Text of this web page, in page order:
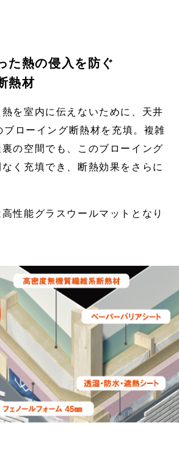
た熱の侵入を防ぐ
熱材
を室内に伝えないために、天井
ブローイング断熱材を充填。複雑
の空間でも、このブローイング
く充填でき、断熱効果をさらに
性能グラスウールマットとなり